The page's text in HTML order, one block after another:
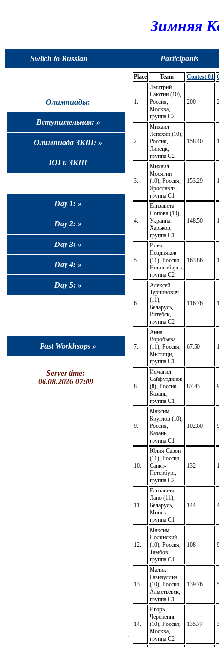
Зимняя
Switch to Russian Participants
Олимпиады:
Вступительная: »
Олимпиада ЗКШ: »
IOI и ЗКШ
Day 1: »
Day 2: »
Day 3: »
Day 4: »
Day 5: »
Past Workhsops »
Server time:
06.08.2026 07:09
Place Team Contest 01
1.
Дмитрий
Саютин (10),
Россия,
Москва,
группа C2
200
2.
Михаил
Лепехин (10),
Россия,
Липецк,
группа C2
158.40
3.
Михаил
Мосягин
(10), Россия,
Ярославль,
группа C1
153.29
4.
Елизавета
Попова (10),
Украина,
Харьков,
группа C1
148.50
5.
Илья
Поздняков
(11), Россия,
Новосибирск,
группа C2
163.86
6.
Алексей
Турчинович
(11),
Беларусь,
Витебск,
группа C2
116.76
7.
Анна
Воробьева
(11), Россия,
Мытищи,
группа C1
67.50
8.
Исмагил
Сайфутдинов
(8), Россия,
Казань,
группа C1
87.43
9.
Максим
Круглов (10),
Россия,
Казань,
группа C1
102.60
10.
Юлия Савон
(11), Россия,
Санкт-
Петербург,
группа C2
132
11.
Елизавета
Лапо (11),
Беларусь,
Минск,
группа C1
144
12.
Максим
Полянский
(10), Россия,
Тамбов,
группа C1
108
13.
Малик
Газизуллин
(10), Россия,
Алметьевск,
группа C1
139.76
14.
Игорь
Черепенин
(10), Россия,
Москва,
группа C2
135.77